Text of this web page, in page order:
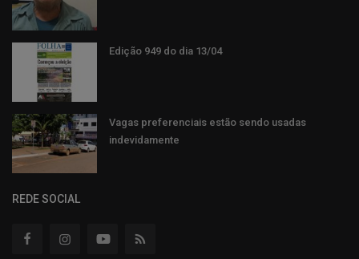
Edição 949 do dia 13/04
Vagas preferenciais estão sendo usadas
indevidamente
REDE SOCIAL